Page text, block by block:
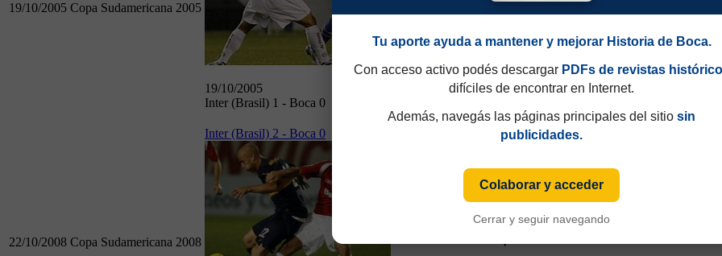
19/10/2005 Copa Sudamericana 2005
19/10/2005
Inter (Brasil) 1 - Boca 0
22/10/2008 Copa Sudamericana 2008
Inter (Brasil) 2 - Boca 0
V
Tu aporte ayuda a mantener y mejorar Historia de Boca.
Con acceso activo podés descargar PDFs de revistas
difíciles de encontrar en Internet.
Además, navegás las páginas principales del sitio sin
publicidades.
Colaborar y acceder
Cerrar y seguir navegando